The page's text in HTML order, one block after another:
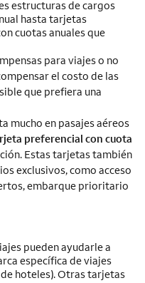
estructuras de cargos
hasta tarjetas
cuotas anuales que
para viajes o no
el costo de las
que prefiera una
mucho en pasajes aéreos
preferencial con cuota
Estas tarjetas también
exclusivos, como acceso
embarque prioritario
pueden ayudarle a
específica de viajes
hoteles). Otras tarjetas